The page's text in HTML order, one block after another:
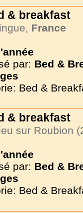
& breakfast
France
par: Bed &
Bed &
& breakfast
sur Roubion
par: Bed &
Bed &